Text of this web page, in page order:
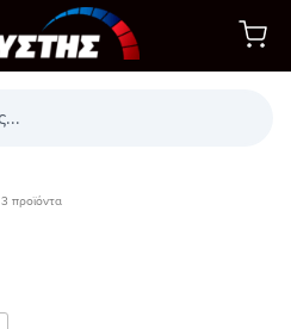
3 προϊόντα